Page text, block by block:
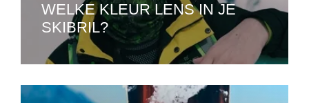
WELKE KLEUR LENS IN JE
SKIBRIL?